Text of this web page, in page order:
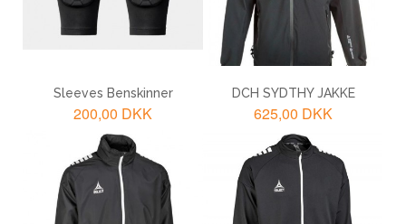
Sleeves Benskinner
200,00 DKK
LÆG I KURV
DCH SYDTHY JAKKE
625,00 DKK